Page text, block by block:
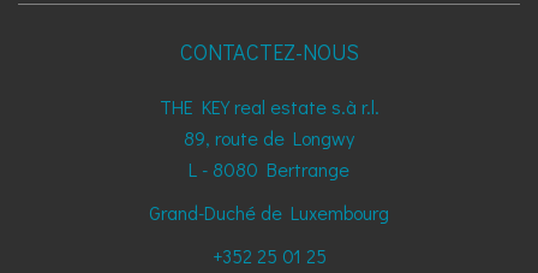
CONTACTEZ-NOUS
THE KEY real estate s.à r.l.
89, route de Longwy
L - 8080 Bertrange
Grand-Duché de Luxembourg
+352 25 01 25